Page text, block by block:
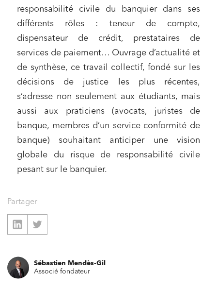
responsabilité civile du banquier dans ses
différents rôles : teneur de compte,
dispensateur de crédit, prestataires de
services de paiement… Ouvrage d’actualité et
de synthèse, ce travail collectif, fondé sur les
décisions de justice les plus récentes,
s’adresse non seulement aux étudiants, mais
aussi aux praticiens (avocats, juristes de
banque, membres d’un service conformité de
banque) souhaitant anticiper une vision
globale du risque de responsabilité civile
pesant sur le banquier.
Partager
Sébastien Mendès-Gil
Associé fondateur